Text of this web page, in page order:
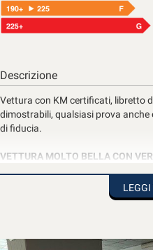
Descrizione
Vettura con KM certificati, libretto
dimostrabili, qualsiasi prova
di fiducia.
VETTURA MOLTO BELLA CON
AUTO VISIBILE NELLA SEDE DI
Referente: Mauro Poggio, e-mail
LEGGI